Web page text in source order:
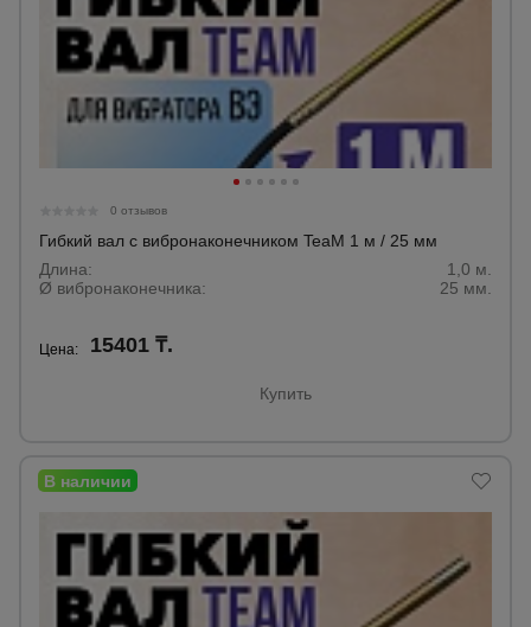
0 отзывов
Гибкий вал с вибронаконечником TeaM 1 м / 25 мм
Длина:
1,0 м.
Ø вибронаконечника:
25 мм.
Цена: 15401 ₸.
Купить